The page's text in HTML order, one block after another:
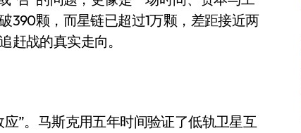
事之夏”
雷克萨斯ES 500e
你领不领？
你3招真·快充
390颗，而星链已超过1万颗，差距接近两
赶战的真实走向。
”。马斯克用五年时间验证了低轨卫星互